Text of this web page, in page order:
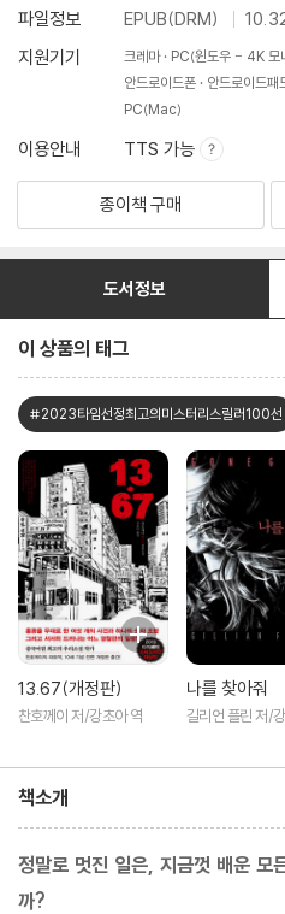
파일정보
EPUB(DRM)
지원기기
크레마 PC(윈도우 - 4K 모
안드로이드폰
안드로이드패
PC(Mac)
이용안내 TTS 가능
종이책 구매
도서정보
이 상품의 태그
#2023타임선정최고의미스터리스릴러100선
13.67(개정판)
찬호께이 저/강초아 역
나를 찾아줘
길리언 플린 저/
책소개
정말로 멋진 일은, 지금껏 배운 모
까?